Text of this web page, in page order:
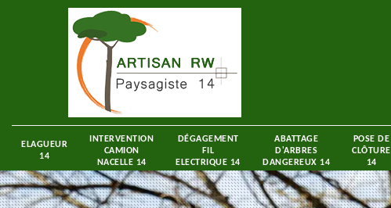
ELAGUEUR
14
INTERVENTION
CAMION
NACELLE 14
DÉGAGEMENT
FIL
ELECTRIQUE 14
ABATTAGE
D'ARBRES
DANGEREUX 14
POSE DE
CLÔTURE
14